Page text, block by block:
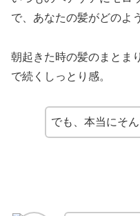
で、あなたの髪がどのよ
朝起きた時の髪のまとま
で続くしっとり感。
でも、本当にそ